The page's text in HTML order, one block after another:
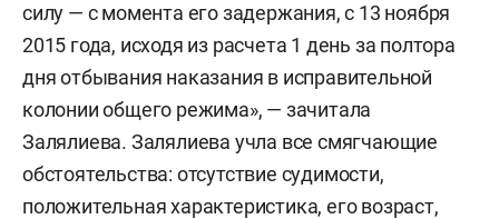
силу — с момента его задержания, с 13 ноября
2015 года, исходя из расчета 1 день за полтора
дня отбывания наказания в исправительной
колонии общего режима», — зачитала
Залялиева. Залялиева учла все смягчающие
обстоятельства: отсутствие судимости,
положительная характеристика, его возраст,